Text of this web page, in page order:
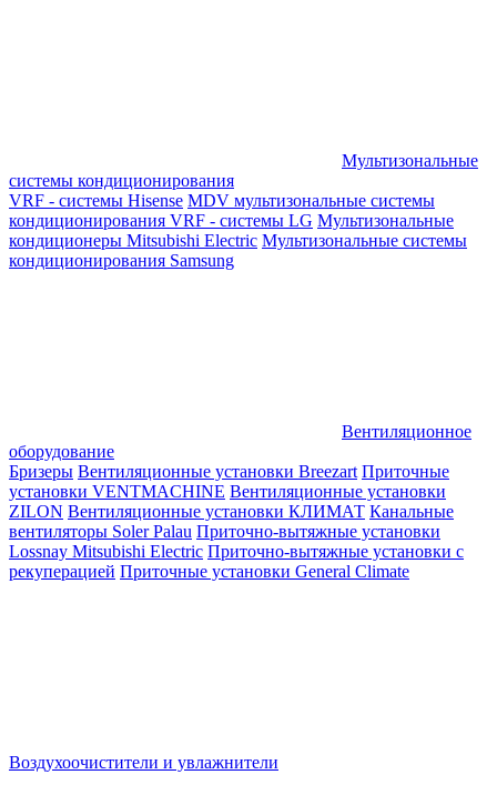
Мультизональные
системы кондиционирования
VRF - системы Hisense MDV мультизональные системы
кондиционирования VRF - системы LG Мультизональные
кондиционеры Mitsubishi Electric Мультизональные системы
кондиционирования Samsung
Вентиляционное
оборудование
Бризеры Вентиляционные установки Breezart Приточные
установки VENTMACHINE Вентиляционные установки
ZILON Вентиляционные установки КЛИМАТ Канальные
вентиляторы Soler Palau Приточно-вытяжные установки
Lossnay Mitsubishi Electric Приточно-вытяжные установки с
рекуперацией Приточные установки General Climate
Воздухоочистители и увлажнители